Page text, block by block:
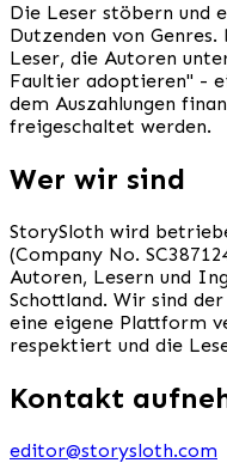
Die Leser stöbern und
Dutzenden von
Leser, die Autoren
Faultier adoptieren" -
dem Auszahlungen
freigeschaltet werden.
Wer wir sind
StorySloth wird
(Company No.
Autoren, Lesern und
Schottland. Wir sind
eine eigene Plattform
respektiert und die
Kontakt
editor@storysloth.com